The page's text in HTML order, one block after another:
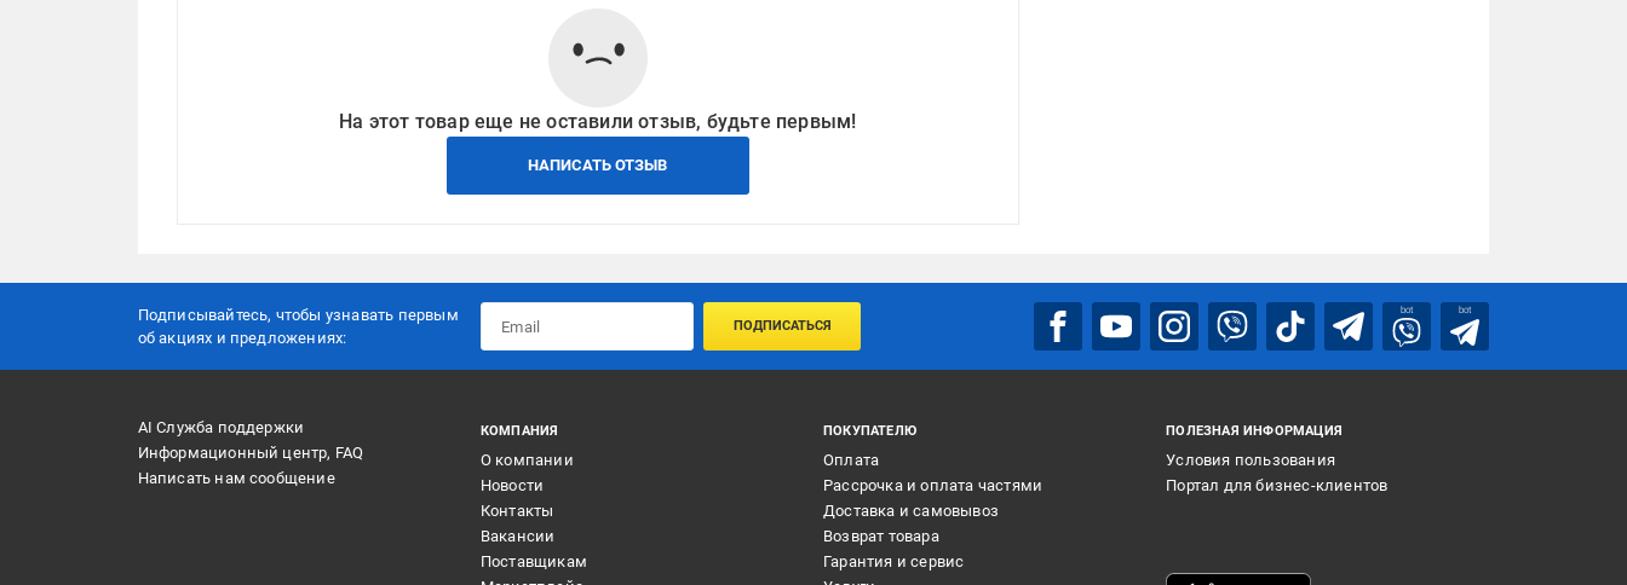
На этот товар еще не оставили отзыв, будьте первым!
НАПИСАТЬ ОТЗЫВ
Подписывайтесь, чтобы узнавать первым
об акцияx и предложениях:
ПОДПИСАТЬСЯ
bot bot
AI Служба поддержки
Информационный центр, FAQ
Написать нам сообщение
КОМПАНИЯ
О компании
Новости
Контакты
Вакансии
Поставщикам
ПОКУПАТЕЛЮ
Оплата
Рассрочка и оплата частями
Доставка и самовывоз
Возврат товара
Гарантия и сервис
ПОЛЕЗНАЯ ИНФОРМАЦИЯ
Условия пользования
Портал для бизнес-клиентов